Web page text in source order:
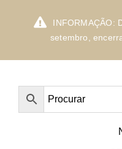
INFORMAÇÃO:
setembro,